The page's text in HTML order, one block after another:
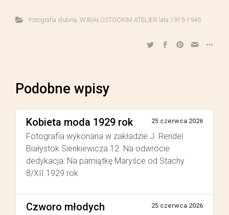
Fotografia ślubna W BIAŁOSTOCKIM ATELIER lata 1915-1945
Podobne wpisy
Kobieta moda 1929 rok 25 czerwca 2026
Fotografia wykonana w zakładzie J. Rendel
Białystok Sienkiewicza 12. Na odwrocie
dedykacja: Na pamiątkę Maryśce od Stachy
8/XII.1929 rok
Czworo młodych 25 czerwca 2026